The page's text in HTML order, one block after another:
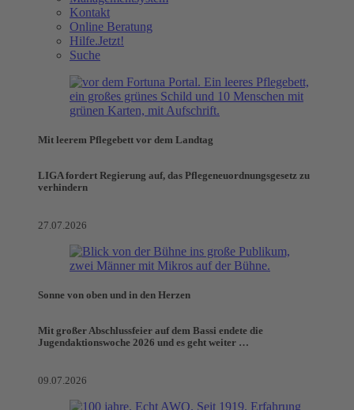
Kontakt
Online Beratung
Hilfe.Jetzt!
Suche
Mit leerem Pflegebett vor dem Landtag
LIGA fordert Regierung auf, das Pflegeneuordnungsgesetz zu
verhindern
27.07.2026
Sonne von oben und in den Herzen
Mit großer Abschlussfeier auf dem Bassi endete die
Jugendaktionswoche 2026 und es geht weiter …
09.07.2026